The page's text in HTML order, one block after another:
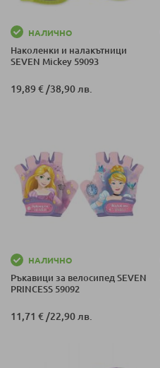
НАЛИЧНО
Наколенки и налакътници
SEVEN Mickey 59093
19,89 € /38,90 лв.
НАЛИЧНО
Ръкавици за велосипед SEVEN
PRINCESS 59092
11,71 €/22,90 лв.